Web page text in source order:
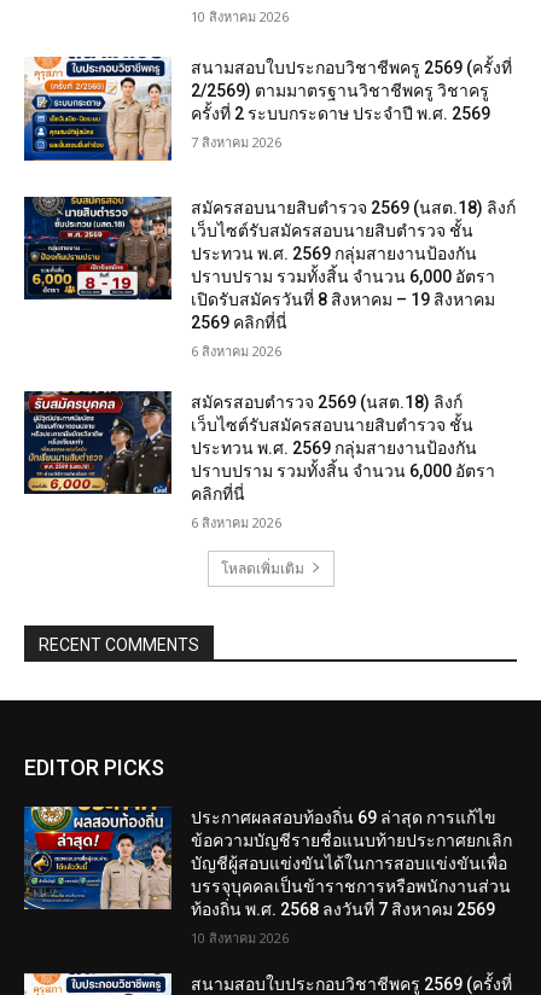
10 สิงหาคม 2026
สนามสอบใบประกอบวิชาชีพครู 2569 (ครั้งที่
2/2569) ตามมาตรฐานวิชาชีพครู วิชาครู
ครั้งที่ 2 ระบบกระดาษ ประจำปี พ.ศ. 2569
7 สิงหาคม 2026
สมัครสอบนายสิบตำรวจ 2569 (นสต.18) ลิงก์
เว็บไซต์รับสมัครสอบนายสิบตำรวจ ชั้น
ประทวน พ.ศ. 2569 กลุ่มสายงานป้องกัน
ปราบปราม รวมทั้งสิ้น จำนวน 6,000 อัตรา
เปิดรับสมัครวันที่ 8 สิงหาคม – 19 สิงหาคม
2569 คลิกที่นี่
6 สิงหาคม 2026
สมัครสอบตํารวจ 2569 (นสต.18) ลิงก์
เว็บไซต์รับสมัครสอบนายสิบตำรวจ ชั้น
ประทวน พ.ศ. 2569 กลุ่มสายงานป้องกัน
ปราบปราม รวมทั้งสิ้น จำนวน 6,000 อัตรา
คลิกที่นี่
6 สิงหาคม 2026
โหลดเพิ่มเติม
RECENT COMMENTS
EDITOR PICKS
ประกาศผลสอบท้องถิ่น 69 ล่าสุด การแก้ไข
ข้อความบัญชีรายชื่อแนบท้ายประกาศยกเลิก
บัญชีผู้สอบแข่งขันได้ในการสอบแข่งขันเพื่อ
บรรจุบุคคลเป็นข้าราชการหรือพนักงานส่วน
ท้องถิ่น พ.ศ. 2568 ลงวันที่ 7 สิงหาคม 2569
10 สิงหาคม 2026
สนามสอบใบประกอบวิชาชีพครู 2569 (ครั้งที่